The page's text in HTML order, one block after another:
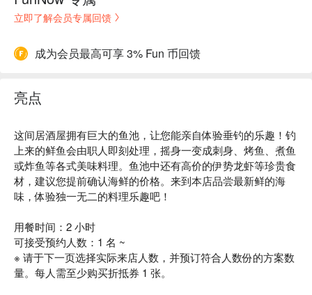
立即了解会员专属回馈
成为会员最高可享 3% Fun 币回馈
亮点
这间居酒屋拥有巨大的鱼池，让您能亲自体验垂钓的乐趣！钓
上来的鲜鱼会由职人即刻处理，摇身一变成刺身、烤鱼、煮鱼
或炸鱼等各式美味料理。鱼池中还有高价的伊势龙虾等珍贵食
材，建议您提前确认海鲜的价格。来到本店品尝最新鲜的海
味，体验独一无二的料理乐趣吧！
用餐时间：2 小时
可接受预约人数：1 名 ~
※ 请于下一页选择实际来店人数，并预订符合人数份的方案数
量。每人需至少购买折抵券 1 张。